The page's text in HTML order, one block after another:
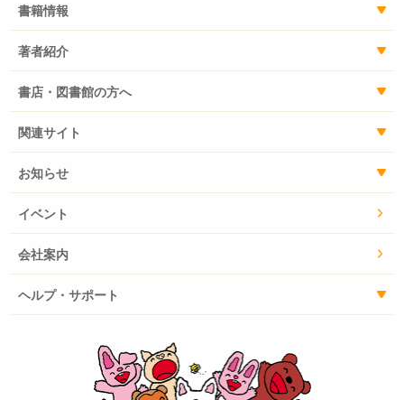
書籍情報
著者紹介
書店・図書館の方へ
関連サイト
お知らせ
イベント
会社案内
ヘルプ・サポート